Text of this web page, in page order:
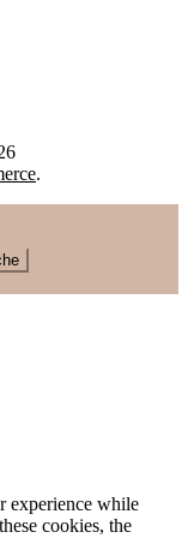
.
experience while
cookies, the